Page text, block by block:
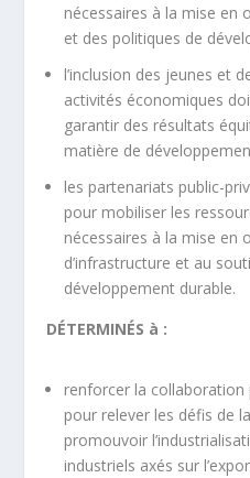
nécessaires à la mise
et des politiques de
l’inclusion des jeunes et
activités économiques
garantir des résultats
matière de
les partenariats public-
pour mobiliser les
nécessaires à la mise en
d’infrastructure et au
développement durable.
DÉTERMINÉS à :
renforcer la collaboration
pour relever les défis de
promouvoir
industriels axés sur